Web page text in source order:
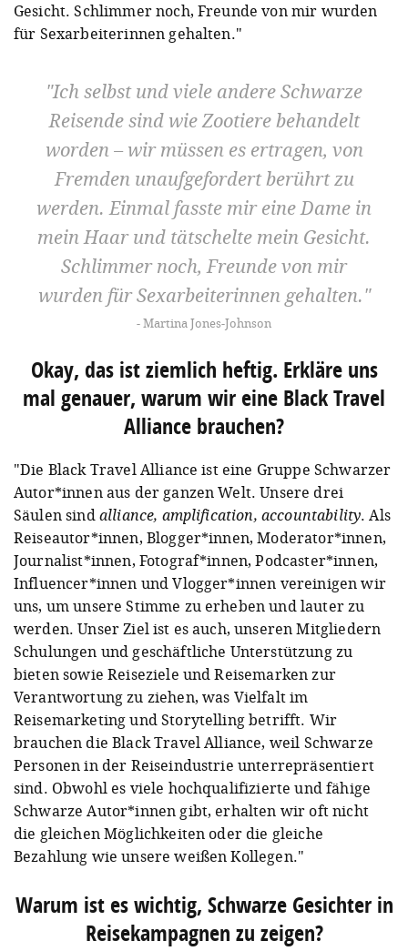
Gesicht. Schlimmer noch, Freunde von mir wurden
für Sexarbeiterinnen gehalten."
Ich selbst und viele andere Schwarze
Reisende sind wie Zootiere behandelt
worden – wir müssen es ertragen, von
Fremden unaufgefordert berührt zu
werden. Einmal fasste mir eine Dame in
mein Haar und tätschelte mein Gesicht.
Schlimmer noch, Freunde von mir
wurden für Sexarbeiterinnen gehalten.
Martina Jones-Johnson
Okay, das ist ziemlich heftig. Erkläre uns
mal genauer, warum wir eine Black Travel
Alliance brauchen?
"Die Black Travel Alliance ist eine Gruppe Schwarzer
Autor*innen aus der ganzen Welt. Unsere drei
Säulen sindalliance, amplification, accountability. Als
Reiseautor*innen, Blogger*innen, Moderator*innen,
Journalist*innen, Fotograf*innen, Podcaster*innen,
Influencer*innen und Vlogger*innen vereinigen wir
uns, um unsere Stimme zu erheben und lauter zu
werden. Unser Ziel ist es auch, unseren Mitgliedern
Schulungen und geschäftliche Unterstützung zu
bieten sowie Reiseziele und Reisemarken zur
Verantwortung zu ziehen, was Vielfalt im
Reisemarketing und Storytelling betrifft. Wir
brauchen die Black Travel Alliance, weil Schwarze
Personen in der Reiseindustrie unterrepräsentiert
sind. Obwohl es viele hochqualifizierte und fähige
Schwarze Autor*innen gibt, erhalten wir oft nicht
die gleichen Möglichkeiten oder die gleiche
Bezahlung wie unsere weißen Kollegen."
Warum ist es wichtig, Schwarze Gesichter in
Reisekampagnen zu zeigen?